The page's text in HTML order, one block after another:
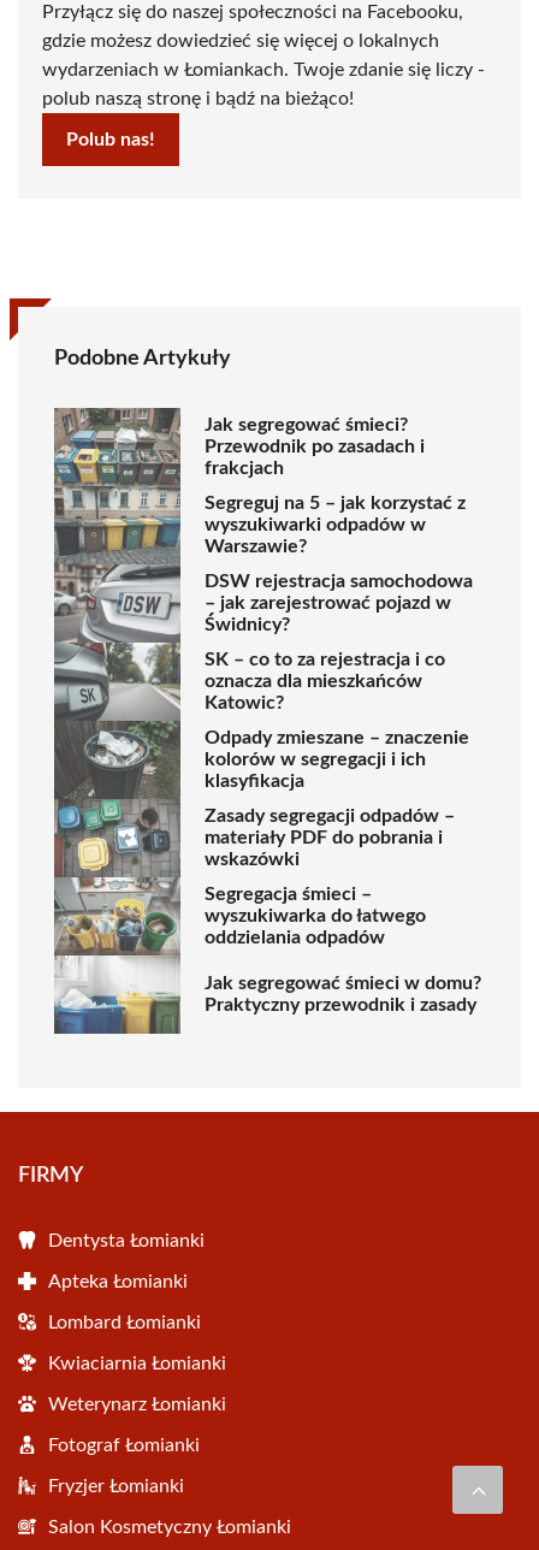
Przyłącz się do naszej społeczności na Facebooku,
gdzie możesz dowiedzieć się więcej o lokalnych
wydarzeniach w Łomiankach. Twoje zdanie się liczy -
polub naszą stronę i bądź na bieżąco!
Polub nas!
Podobne Artykuły
Jak segregować śmieci?
Przewodnik po zasadach i
frakcjach
Segreguj na 5 – jak korzystać z
wyszukiwarki odpadów w
Warszawie?
DSW rejestracja samochodowa
– jak zarejestrować pojazd w
Świdnicy?
SK – co to za rejestracja i co
oznacza dla mieszkańców
Katowic?
Odpady zmieszane – znaczenie
kolorów w segregacji i ich
klasyfikacja
Zasady segregacji odpadów –
materiały PDF do pobrania i
wskazówki
Segregacja śmieci –
wyszukiwarka do łatwego
oddzielania odpadów
Jak segregować śmieci w domu?
Praktyczny przewodnik i zasady
FIRMY
Dentysta Łomianki
Apteka Łomianki
Lombard Łomianki
Kwiaciarnia Łomianki
Weterynarz Łomianki
Fotograf Łomianki
Fryzjer Łomianki
Salon Kosmetyczny Łomianki